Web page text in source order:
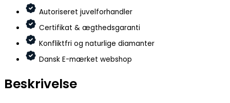
Autoriseret juvelforhandler
Certifikat & ægthedsgaranti
Konfliktfri og naturlige diamanter
Dansk E-mærket webshop
Beskrivelse